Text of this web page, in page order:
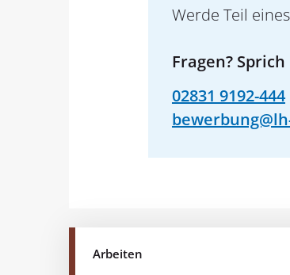
Werde Teil
Fragen?
02831 9192-444
Arbeiten